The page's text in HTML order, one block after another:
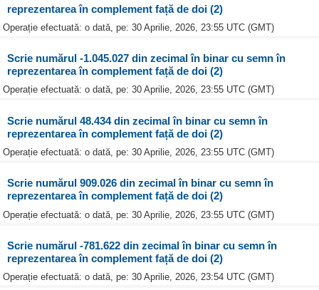
reprezentarea în complement față de doi (2)
Operație efectuată: o dată, pe: 30 Aprilie, 2026, 23:55 UTC (GMT)
Scrie numărul -1.045.027 din zecimal în binar cu semn în
reprezentarea în complement față de doi (2)
Operație efectuată: o dată, pe: 30 Aprilie, 2026, 23:55 UTC (GMT)
Scrie numărul 48.434 din zecimal în binar cu semn în
reprezentarea în complement față de doi (2)
Operație efectuată: o dată, pe: 30 Aprilie, 2026, 23:55 UTC (GMT)
Scrie numărul 909.026 din zecimal în binar cu semn în
reprezentarea în complement față de doi (2)
Operație efectuată: o dată, pe: 30 Aprilie, 2026, 23:55 UTC (GMT)
Scrie numărul -781.622 din zecimal în binar cu semn în
reprezentarea în complement față de doi (2)
Operație efectuată: o dată, pe: 30 Aprilie, 2026, 23:54 UTC (GMT)